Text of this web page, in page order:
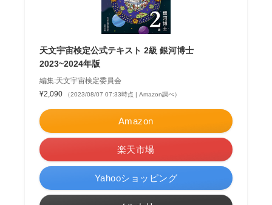
天文宇宙検定公式テキスト 2級 銀河博士
2023~2024年版
編集:天文宇宙検定委員会
¥2,090
（2023/08/07 07:33時点 | Amazon調べ）
Amazon
楽天市場
Yahooショッピング